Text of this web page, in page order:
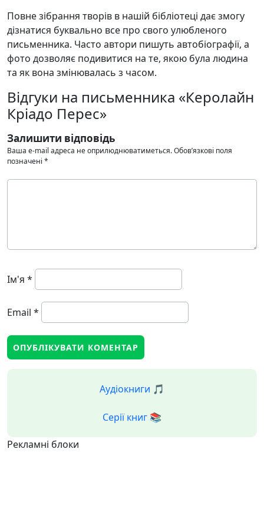
Повне зібрання творів в нашій бібліотеці дає змогу
дізнатися буквально все про свого улюбленого
письменника. Часто автори пишуть автобіографії, а
фото дозволяє подивитися на те, якою була людина
та як вона змінювалась з часом.
Відгуки на письменника «Керолайн
Кріадо Перес»
Залишити відповідь
Ваша e-mail адреса не оприлюднюватиметься.Обов’язкові поля
позначені *
Ім'я *
Email *
Аудіокниги 🎵
Серії книг 📚
Рекламні блоки